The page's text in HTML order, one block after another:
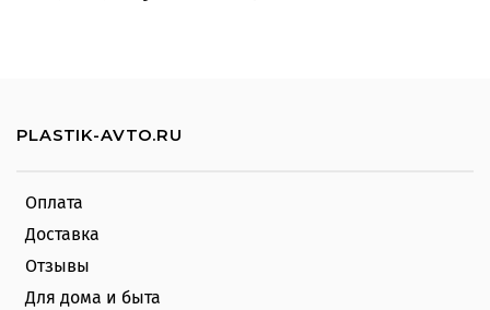
Оплата
Доставка
Отзывы
Для дома и быта
PLASTIK-AVTO.RU